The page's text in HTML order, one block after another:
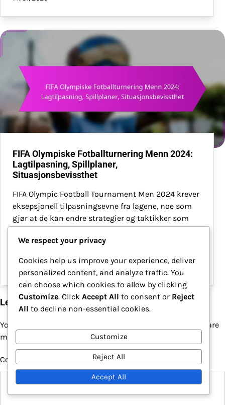
FIFA Olympiske Fotballturnering Menn 2024:
Lagtilpasning, Spillplaner,
Situasjonsbevissthet
FIFA Olympic Football Tournament Men 2024 krever
eksepsjonell tilpasningsevne fra lagene, noe som
gjør at de kan endre strategier og taktikker som
svar på de unike utfordringene som forskjellige
motstandere byr på. Effektive spillplaner avhenger…
Leave a Reply
Your email address will not be published.
Required fields are
marked
Comment
We respect your privacy
Cookies help us improve your experience, deliver
personalized content, and analyze traffic. You
can choose which cookies to allow by clicking
Customize. Click Accept All to consent or Reject
All to decline non-essential cookies.
Customize
Reject All
Accept All